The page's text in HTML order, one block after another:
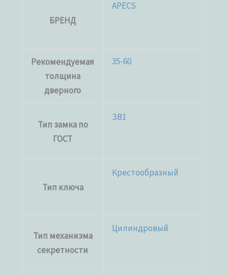
БРЕНД
APECS
Рекомендуемая
толщина
дверного
35-60
Тип замка по
ГОСТ
ЗВ1
Тип ключа
Крестообразный
Тип механизма
секретности
Цилиндровый